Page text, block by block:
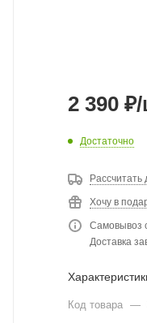
2 390 ₽
Достаточно
Рассчитать
Хочу в
Самовывоз
Доставка
Код товара —